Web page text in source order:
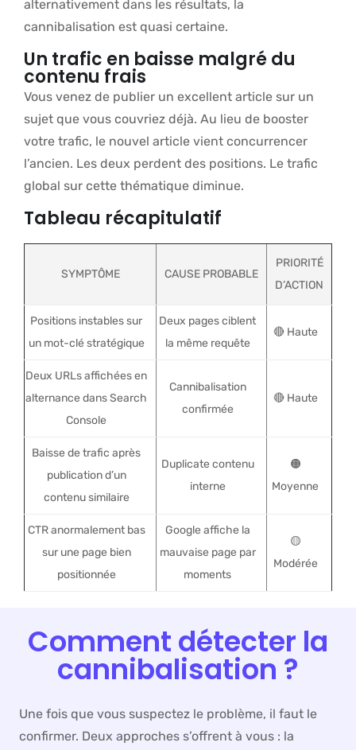
alternativement dans les résultats, la
cannibalisation est quasi certaine.
Un trafic en baisse malgré du
contenu frais
Vous venez de publier un excellent article sur un
sujet que vous couvriez déjà. Au lieu de booster
votre trafic, le nouvel article vient concurrencer
l’ancien. Les deux perdent des positions. Le trafic
global sur cette thématique diminue.
Tableau récapitulatif
SYMPTÔME CAUSE PROBABLE
PRIORITÉ
D’ACTION
Positions instables sur
un mot-clé stratégique
Deux pages ciblent
la même requête
🔴 Haute
Deux URLs affichées en
alternance dans Search
Console
Cannibalisation
confirmée
🔴 Haute
Baisse de trafic après
publication d’un
contenu similaire
Duplicate contenu
interne
🟠
Moyenne
CTR anormalement bas
sur une page bien
positionnée
Google affiche la
mauvaise page par
moments
🟡
Modérée
Comment détecter la
cannibalisation ?
Une fois que vous suspectez le problème, il faut le
confirmer. Deux approches s’offrent à vous : la